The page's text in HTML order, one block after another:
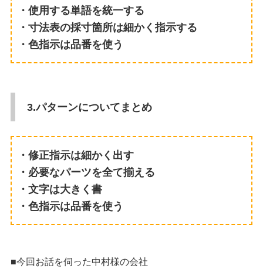
・使用する単語を統一する
・寸法表の採寸箇所は細かく指示する
・色指示は品番を使う
3.パターンについてまとめ
・修正指示は細かく出す
・必要なパーツを全て揃える
・文字は大きく書
・色指示は品番を使う
■今回お話を伺った中村様の会社